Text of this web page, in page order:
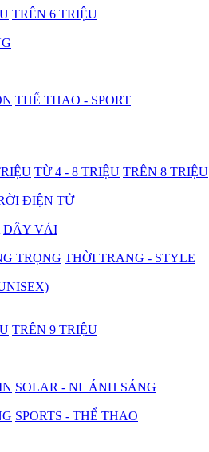
TRÊN 6 TRIỆU
THỂ THAO - SPORT
TỪ 4 - 8 TRIỆU TRÊN 8 TRIỆU
ĐIỆN TỬ
DÂY VẢI
TRỌNG THỜI TRANG - STYLE
TRÊN 9 TRIỆU
SOLAR - NL ÁNH SÁNG
SPORTS - THỂ THAO